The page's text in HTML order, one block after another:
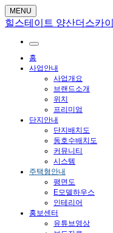
MENU
힐스테이트 양산더스카이
홈
사업안내
사업개요
브랜드소개
위치
프리미엄
단지안내
단지배치도
동호수배치도
커뮤니티
시스템
주택형안내
평면도
E모델하우스
인테리어
홍보센터
유튜브영상